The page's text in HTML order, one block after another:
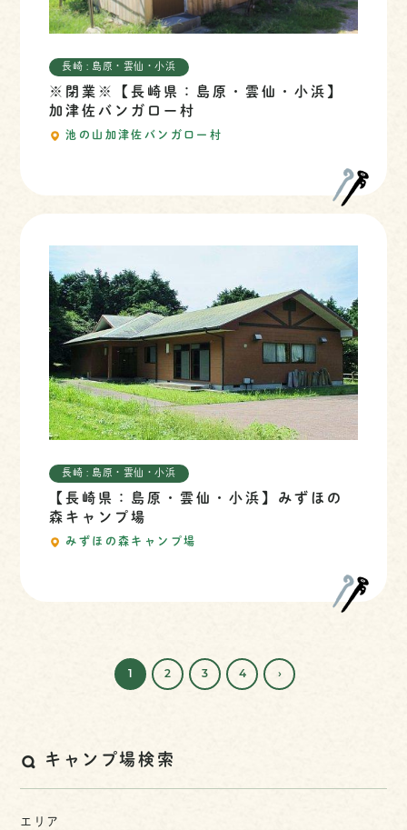
長崎 : 島原・雲仙・小浜
※閉業※【長崎県：島原・雲仙・小浜】
加津佐バンガロー村
池の山加津佐バンガロー村
長崎 : 島原・雲仙・小浜
【長崎県：島原・雲仙・小浜】みずほの
森キャンプ場
みずほの森キャンプ場
1 2 3 4 ›
キャンプ場検索
エリア